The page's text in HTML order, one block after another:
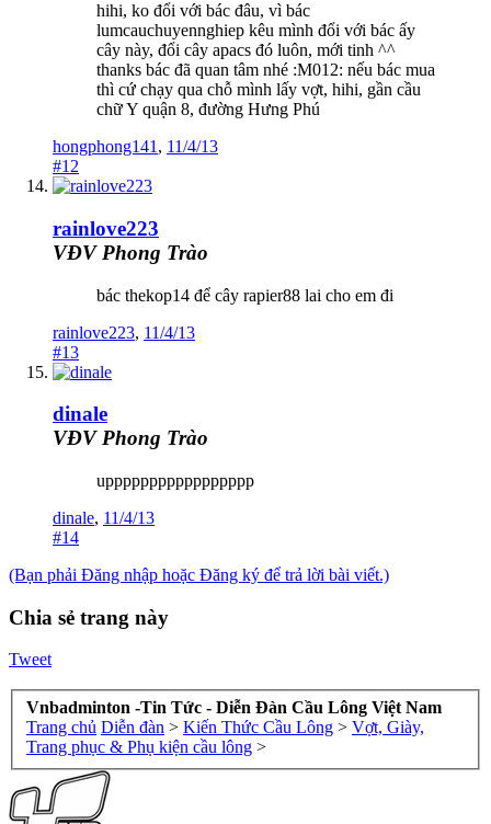
hihi, ko đổi với bác đâu, vì bác
lumcauchuyennghiep kêu mình đổi với bác ấy
cây này, đổi cây apacs đó luôn, mới tinh ^^
thanks bác đã quan tâm nhé :M012: nếu bác mua
thì cứ chạy qua chỗ mình lấy vợt, hihi, gần cầu
chữ Y quận 8, đường Hưng Phú
hongphong141 , 11/4/13
#12
rainlove223
VĐV Phong Trào
bác thekop14 để cây rapier88 lai cho em đi
rainlove223, 11/4/13
#13
dinale
VĐV Phong Trào
uppppppppppppppppp
dinale, 11/4/13
#14
(Bạn phải Đăng nhập hoặc Đăng ký để trả lời bài viết.)
Chia sẻ trang này
Tweet
Vnbadminton -Tin Tức - Diễn Đàn Cầu Lông Việt Nam
Trang chủ Diễn đàn > Kiến Thức Cầu Lông > Vợt, Giày,
Trang phục & Phụ kiện cầu lông >